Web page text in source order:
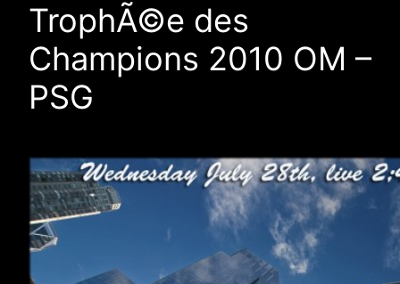
TrophÃ©e des
Champions 2010 OM –
PSG